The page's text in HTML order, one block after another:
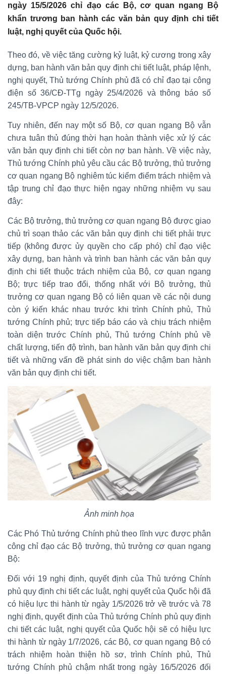
ngày 15/5/2026 chỉ đạo các Bộ, cơ quan ngang Bộ
khẩn trương ban hành các văn bản quy định chi tiết
luật, nghị quyết của Quốc hội.
Theo đó, về việc tăng cường kỷ luật, kỷ cương trong xây
dựng, ban hành văn bản quy định chi tiết luật, pháp lệnh,
nghị quyết, Thủ tướng Chính phủ đã có chỉ đạo tại công
điện số 36/CĐ-TTg ngày 25/4/2026 và thông báo số
245/TB-VPCP ngày 12/5/2026.
Tuy nhiên, đến nay một số Bộ, cơ quan ngang Bộ vẫn
chưa tuân thủ đúng thời hạn hoàn thành việc xử lý các
văn bản quy định chi tiết còn nợ ban hành. Về việc này,
Thủ tướng Chính phủ yêu cầu các Bộ trưởng, thủ trưởng
cơ quan ngang Bộ nghiêm túc kiểm điểm trách nhiệm và
tập trung chỉ đạo thực hiện ngay những nhiệm vụ sau
đây:
Các Bộ trưởng, thủ trưởng cơ quan ngang Bộ được giao
chủ trì soạn thảo các văn bản quy định chi tiết phải trực
tiếp (không được ủy quyền cho cấp phó) chỉ đạo việc
xây dựng, ban hành và trình ban hành các văn bản quy
định chi tiết thuộc trách nhiệm của Bộ, cơ quan ngang
Bộ; trực tiếp trao đổi, thống nhất với Bộ trưởng, thủ
trưởng cơ quan ngang Bộ có liên quan về các nội dung
còn ý kiến khác nhau trước khi trình Chính phủ, Thủ
tướng Chính phủ; trực tiếp báo cáo và chịu trách nhiệm
toàn diện trước Chính phủ, Thủ tướng Chính phủ về
chất lượng, tiến độ trình, ban hành văn bản quy định chi
tiết và những vấn đề phát sinh do việc chậm ban hành
văn bản quy định chi tiết.
Ảnh minh họa
Các Phó Thủ tướng Chính phủ theo lĩnh vực được phân
công chỉ đạo các Bộ trưởng, thủ trưởng cơ quan ngang
Bộ:
Đối với 19 nghị định, quyết định của Thủ tướng Chính
phủ quy định chi tiết các luật, nghị quyết của Quốc hội đã
có hiệu lực thi hành từ ngày 1/5/2026 trở về trước và 78
nghị định, quyết định của Thủ tướng Chính phủ quy định
chi tiết các luật, nghị quyết của Quốc hội sẽ có hiệu lực
thi hành từ ngày 1/7/2026, các Bộ, cơ quan ngang Bộ có
trách nhiệm hoàn thiện hồ sơ, trình Chính phủ, Thủ
tướng Chính phủ chậm nhất trong ngày 16/5/2026 đối